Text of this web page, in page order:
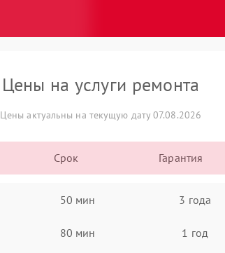
Цены на услуги ремонта
Цены актуальны на текущую дату 07.08.2026
Срок Гарантия
50 мин 3 года
80 мин 1 год